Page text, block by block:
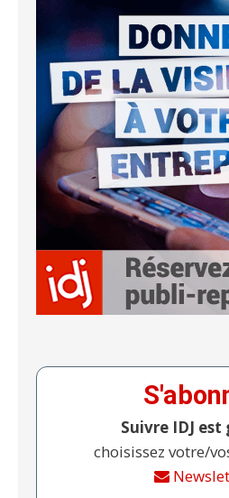
Suivre IDJ
choisissez votre/